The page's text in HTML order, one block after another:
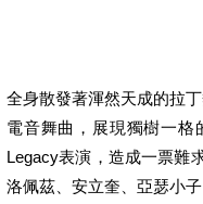
全身散發著渾然天成的拉
電音舞曲，展現獨樹一格
Legacy表演，造成一票難
洛佩茲、安立奎、亞瑟小